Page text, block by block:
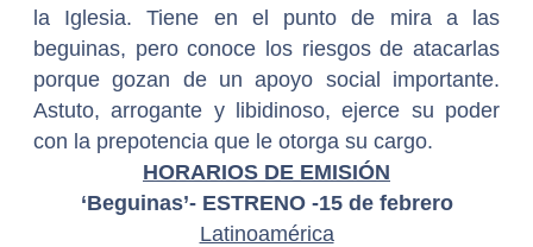
la Iglesia. Tiene en el punto de mira a las
beguinas, pero conoce los riesgos de atacarlas
porque gozan de un apoyo social importante.
Astuto, arrogante y libidinoso, ejerce su poder
con la prepotencia que le otorga su cargo.
HORARIOS DE EMISIÓN
‘Beguinas’- ESTRENO -15 de febrero
Latinoamérica